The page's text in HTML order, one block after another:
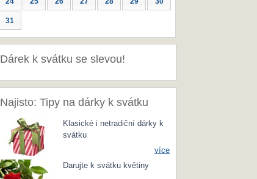
31
Dárek k svátku se slevou!
Najisto: Tipy na dárky k svátku
Klasické i netradiční dárky k
svátku
více
Darujte k svátku květiny